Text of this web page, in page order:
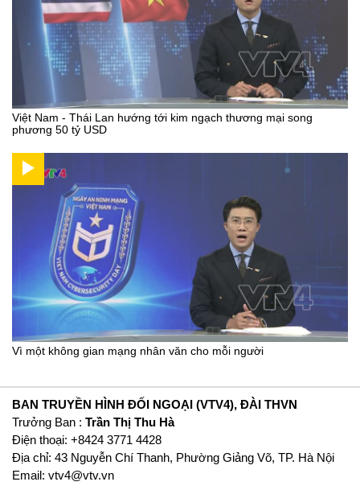
Việt Nam - Thái Lan hướng tới kim ngạch thương mại song
phương 50 tỷ USD
Vì một không gian mạng nhân văn cho mỗi người
BAN TRUYỀN HÌNH ĐỐI NGOẠI (VTV4), ĐÀI THVN
Trưởng Ban : Trần Thị Thu Hà
Ðiện thoại: +8424 3771 4428
Địa chỉ: 43 Nguyễn Chí Thanh, Phường Giảng Võ, TP. Hà Nội
Email: vtv4@vtv.vn